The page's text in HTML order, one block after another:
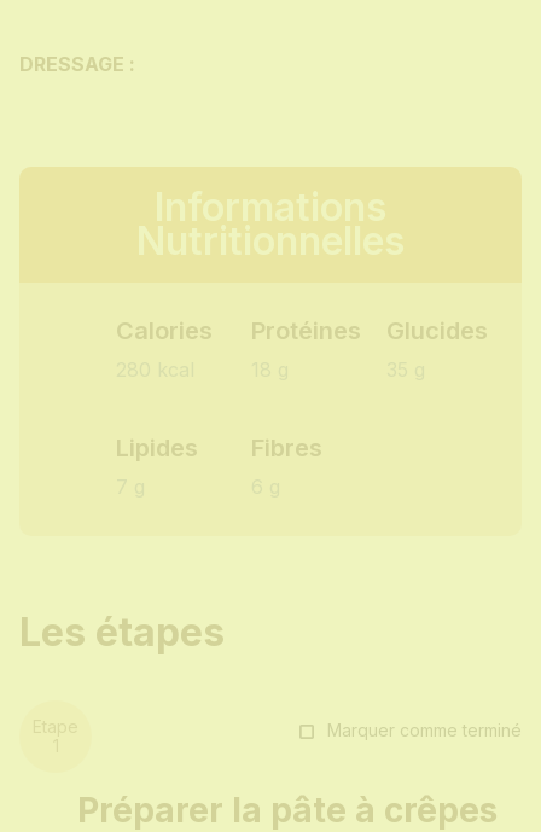
DRESSAGE :
Informations
Nutritionnelles
Calories Protéines Glucides
Lipides Fibres
Les étapes
Marquer comme terminé
Préparer la pâte à crêpes